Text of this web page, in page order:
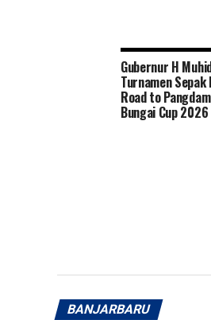
Gubernur H
Turnamen Sepak
Road to
Bungai Cup 2026
BANJARBARU